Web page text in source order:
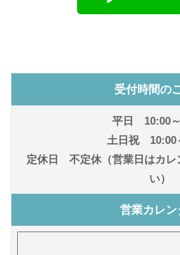
受付時間の
平日 10:00
土日祝 10:00
定休日 不定休（営業日はカレ
い）
営業カレン